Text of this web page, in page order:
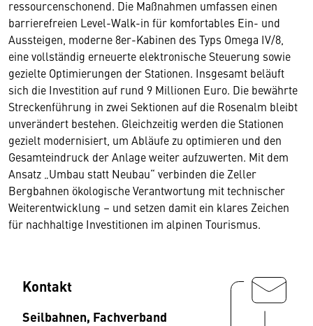
ressourcenschonend. Die Maßnahmen umfassen einen
barrierefreien Level-Walk-in für komfortables Ein- und
Aussteigen, moderne 8er-Kabinen des Typs Omega IV/8,
eine vollständig erneuerte elektronische Steuerung sowie
gezielte Optimierungen der Stationen. Insgesamt beläuft
sich die Investition auf rund 9 Millionen Euro. Die bewährte
Streckenführung in zwei Sektionen auf die Rosenalm bleibt
unverändert bestehen. Gleichzeitig werden die Stationen
gezielt modernisiert, um Abläufe zu optimieren und den
Gesamteindruck der Anlage weiter aufzuwerten. Mit dem
Ansatz „Umbau statt Neubau“ verbinden die Zeller
Bergbahnen ökologische Verantwortung mit technischer
Weiterentwicklung – und setzen damit ein klares Zeichen
für nachhaltige Investitionen im alpinen Tourismus.
Kontakt
Seilbahnen, Fachverband